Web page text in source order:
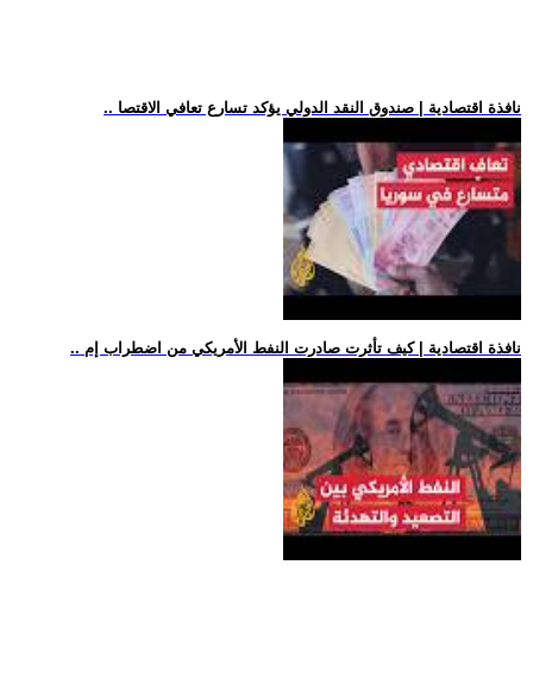
.. نافذة اقتصادية | صندوق النقد الدولي يؤكد تسارع تعافي الاقتصا
.. نافذة اقتصادية | كيف تأثرت صادرت النفط الأمريكي من اضطراب إم